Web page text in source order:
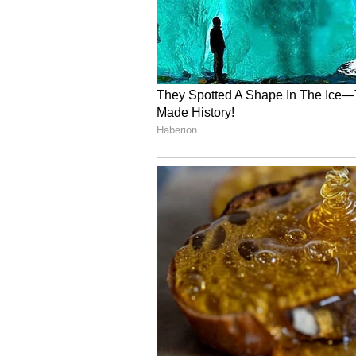
ಹಲ್ಲುಗಳ ಆರೋಗ್ಯ ಮತ್ತು
ಇದರ ಎಲೆಗಳನ್ನು ಅಗಿಯುವುದರಿಂದ
ಹಲ್ಲುಜ್ಜಿದರೆ ಒಸಡುಗಳು ಗಟ್ಟಿಯಾಗುತ್ತವೆ.
ನೇರಳೆ ತೊಗಟೆಯ ಕಷಾಯದಿಂದ ಮುಖ
ಹೆಚ್ಚುತ್ತದೆ.